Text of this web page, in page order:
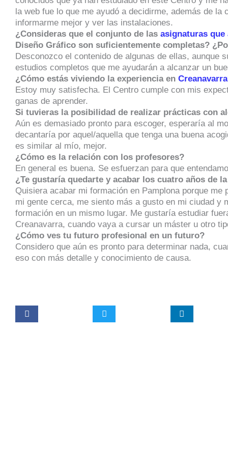
la web fue lo que me ayudó a decidirme, además de
informarme mejor y ver las instalaciones.
¿Consideras que el conjunto de las asignaturas
Diseño Gráfico son suficientemente completas?
Desconozco el contenido de algunas de ellas, aunque
estudios completos que me ayudarán a alcanzar un
¿Cómo estás viviendo la experiencia en Creanavarra
Estoy muy satisfecha. El Centro cumple con mis
ganas de aprender.
Si tuvieras la posibilidad de realizar prácticas con
Aún es demasiado pronto para escoger, esperaría al
decantaría por aquel/aquella que tenga una buena
es similar al mío, mejor.
¿Cómo es la relación con los profesores?
En general es buena. Se esfuerzan para que
¿Te gustaría quedarte y acabar los cuatro años de
Quisiera acabar mi formación en Pamplona porque
mi gente cerca, me siento más a gusto en mi ciudad y
formación en un mismo lugar. Me gustaría estudiar
Creanavarra, cuando vaya a cursar un máster u otro
¿Cómo ves tu futuro profesional en un futuro?
Considero que aún es pronto para determinar nada,
eso con más detalle y conocimiento de causa.